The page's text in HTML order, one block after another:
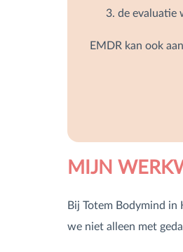
de evaluatie
EMDR kan ook
MIJN
Bij Totem Bodymind
we niet alleen met